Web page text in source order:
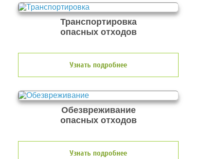
Транспортировка
опасных отходов
Узнать подробнее
Обезвреживание
опасных отходов
Узнать подробнее